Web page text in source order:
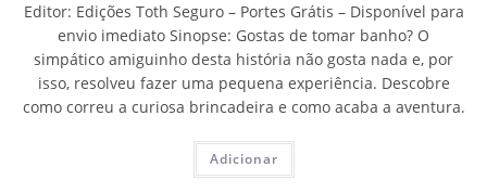
Editor: Edições Toth Seguro – Portes Grátis – Disponível para
envio imediato Sinopse: Gostas de tomar banho? O
simpático amiguinho desta história não gosta nada e, por
isso, resolveu fazer uma pequena experiência. Descobre
como correu a curiosa brincadeira e como acaba a aventura.
Adicionar